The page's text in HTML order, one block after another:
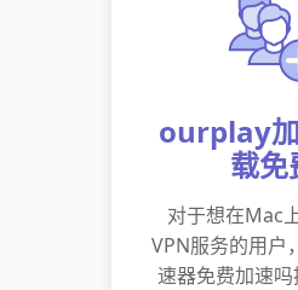
ourplay
载免
对于想在Mac
VPN服务的用户
速器免费加速